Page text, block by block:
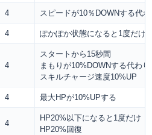
4 スピードが10％DOWNする代
4 ぽかぽか状態になると1度だけ
4
スタートから15秒間
まもりが10%DOWNする代わり
スキルチャージ速度10%UP
4 最大HPが10%UPする
4
HP20%以下になると1度だけ
HP20%回復